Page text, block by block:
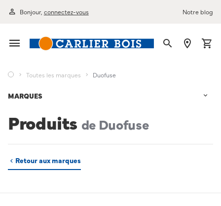
Bonjour, connectez-vous Notre blog
Toutes les marques Duofuse
MARQUES
Produits de Duofuse
Retour aux marques